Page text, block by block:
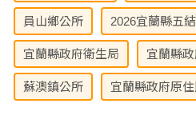
員山鄉公所 2026宜蘭縣五
宜蘭縣政府衛生局 宜蘭縣
蘇澳鎮公所 宜蘭縣政府原